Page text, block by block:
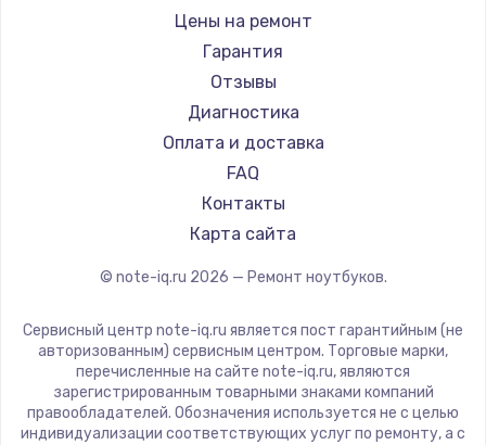
Ремонт ноутбуков iru
Ремонт ноутбуков Machenike
Ремонт ноутбуков DEXP
Ремонт ноутбуков Teclast
Ремонт ноутбуков CHUWI
Ремонт ноутбуков Colorful
Gigabyte
Aorus
Maibenben
Getac
Epson
Philips
LG
Panasonic
ZTE
Hiper
Evga
Цены на ремонт
Гарантия
Отзывы
Диагностика
Оплата и доставка
FAQ
Контакты
Карта сайта
© note-iq.ru 2026 — Ремонт ноутбуков.
Сервисный центр note-iq.ru является пост гарантийным (не
авторизованным) сервисным центром. Торговые марки,
перечисленные на сайте note-iq.ru, являются
зарегистрированным товарными знаками компаний
правообладателей. Обозначения используется не с целью
индивидуализации соответствующих услуг по ремонту, а с